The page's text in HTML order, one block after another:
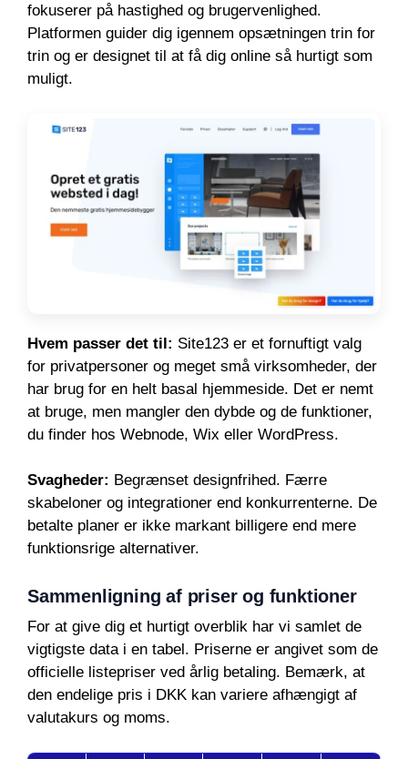
fokuserer på hastighed og brugervenlighed.
Platformen guider dig igennem opsætningen trin for
trin og er designet til at få dig online så hurtigt som
muligt.
Hvem passer det til: Site123 er et fornuftigt valg
for privatpersoner og meget små virksomheder, der
har brug for en helt basal hjemmeside. Det er nemt
at bruge, men mangler den dybde og de funktioner,
du finder hos Webnode, Wix eller WordPress.
Svagheder: Begrænset designfrihed. Færre
skabeloner og integrationer end konkurrenterne. De
betalte planer er ikke markant billigere end mere
funktionsrige alternativer.
Sammenligning af priser og funktioner
For at give dig et hurtigt overblik har vi samlet de
vigtigste data i en tabel. Priserne er angivet som de
officielle listepriser ved årlig betaling. Bemærk, at
den endelige pris i DKK kan variere afhængigt af
valutakurs og moms.